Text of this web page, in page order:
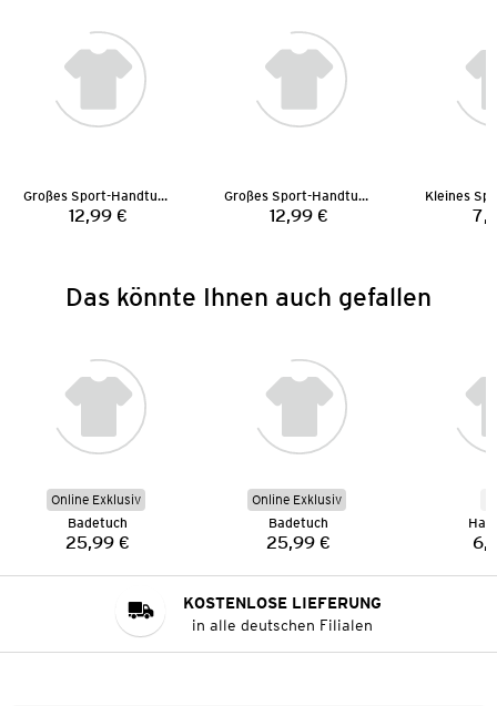
Großes Sport-Handtuch
Preis:
12,99 €
Großes Sport-Handtuch
Preis:
12,99 €
Das könnte Ihnen auch gefallen
Online Exklusiv
Badetuch
Preis:
25,99 €
Online Exklusiv
Badetuch
Preis:
25,99 €
KOSTENLOSE LIEFERUNG
in alle deutschen Filialen